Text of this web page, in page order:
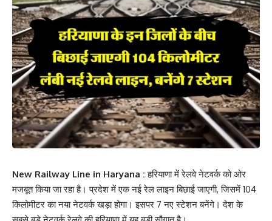
New Railway Line in Haryana :हरियाणा में रेलवे नेटवर्क को ओर
मजबूत किया जा रहा है। प्रदेश में एक नई रेल लाइन बिछाई जाएगी, जिसमें 104
किलोमीटर का नया नेटवर्क खड़ा होगा। इसपर 7 नए स्टेशन बनेंगे। देश के